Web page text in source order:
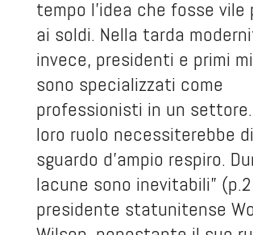
tempo l’idea che fosse vile
ai soldi. Nella tarda
invece, presidenti e primi
sono specializzati come
professionisti in un
loro ruolo necessiterebbe
sguardo d’ampio respiro.
lacune sono inevitabili”
presidente statunitense